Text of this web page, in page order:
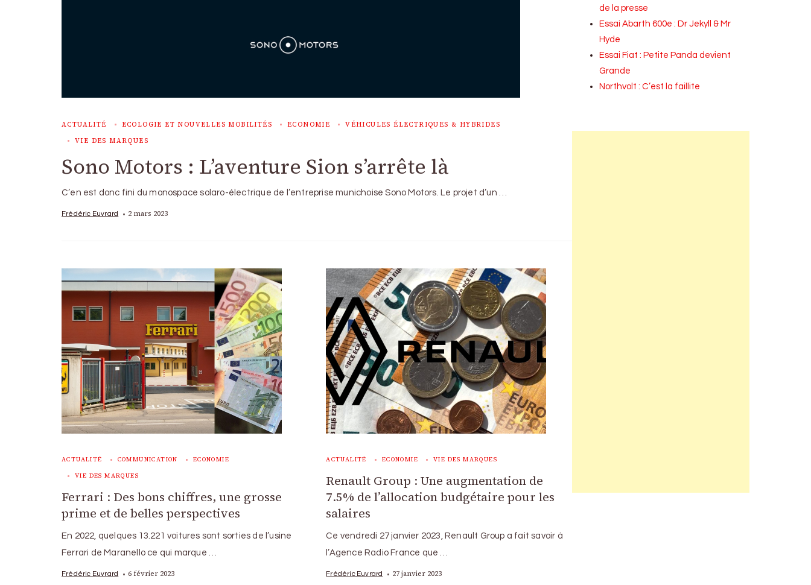
ACTUALITÉ ECOLOGIE ET NOUVELLES MOBILITÉS ECONOMIE
VÉHICULES ÉLECTRIQUES & HYBRIDES
VIE DES MARQUES
Sono Motors : L’aventure Sion s’arrête là
C’en est donc fini du monospace solaro-électrique de l’entreprise munichoise Sono Motors. Le projet d’un …
Frédéric Euvrard 2 mars 2023
ACTUALITÉ COMMUNICATION ECONOMIE
VIE DES MARQUES
Ferrari : Des bons chiffres, une grosse
prime et de belles perspectives
En 2022, quelques 13.221 voitures sont sorties de l’usine
Ferrari de Maranello ce qui marque …
Frédéric Euvrard 6 février 2023
ACTUALITÉ ECONOMIE VIE DES MARQUES
Renault Group : Une augmentation de
7.5% de l’allocation budgétaire pour les
salaires
Ce vendredi 27 janvier 2023, Renault Group a fait savoir à
l’Agence Radio France que …
Frédéric Euvrard 27 janvier 2023
de la presse
Essai Abarth 600e : Dr Jekyll & Mr
Hyde
Essai Fiat : Petite Panda devient
Grande
Northvolt : C’est la faillite